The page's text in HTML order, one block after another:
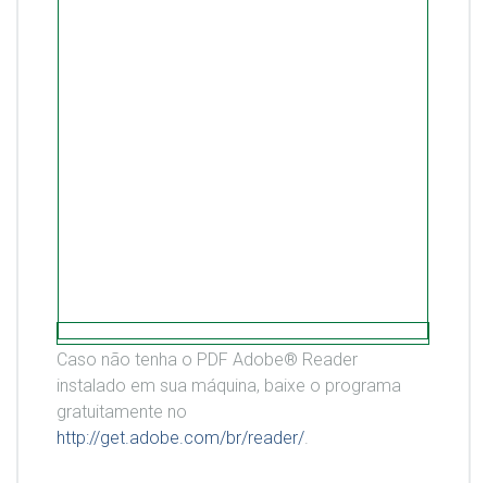
Caso não tenha o PDF Adobe® Reader
instalado em sua máquina, baixe o programa
gratuitamente no
http://get.adobe.com/br/reader/.